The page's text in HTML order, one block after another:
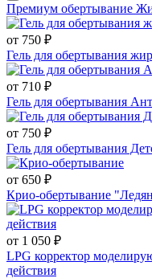
Премиум обертывание
от 750 ₽
Гель для обертывания
от 710 ₽
Гель для обертывания
от 750 ₽
Гель для обертывания
от 650 ₽
Крио-обертывание
от 1 050 ₽
LPG корректор
действия